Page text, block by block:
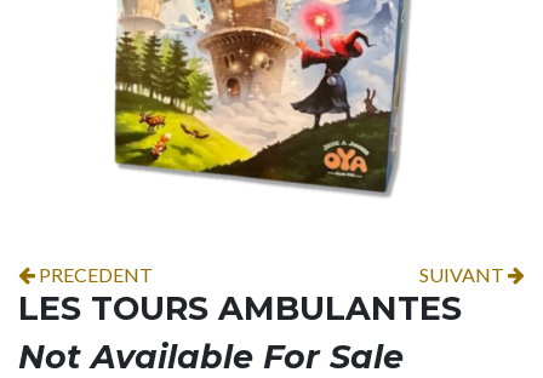
PRECEDENT SUIVANT
LES TOURS AMBULANTES
Not Available For Sale